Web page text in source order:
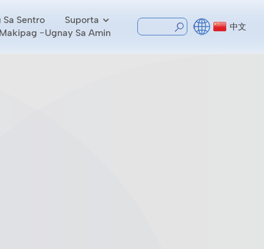
Sa Sentro
Suporta
-ugnay Sa Amin
中文